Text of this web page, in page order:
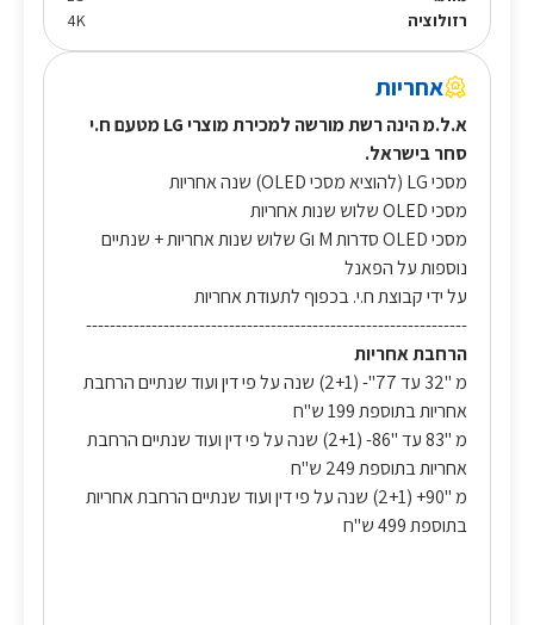
רזולוציה
4K
אחריות
א.ל.מ הינה רשת מורשה למכירת מוצרי LG מטעם ח.י
סחר בישראל.
מסכי LG (להוציא מסכי OLED) שנה אחריות
מסכי OLED שלוש שנות אחריות
מסכי OLED סדרות M וG שלוש שנות אחריות + שנתיים
נוספות על הפאנל
על ידי קבוצת ח.י. בכפוף לתעודת אחריות
----------------------------------------------------------------
הרחבת אחריות
מ "32 עד 77"- (2+1) שנה על פי דין ועוד שנתיים הרחבת
אחריות בתוספת 199 ש"ח
מ "83 עד "86- (2+1) שנה על פי דין ועוד שנתיים הרחבת
אחריות בתוספת 249 ש"ח
מ "90+ (2+1) שנה על פי דין ועוד שנתיים הרחבת אחריות
בתוספת 499 ש"ח